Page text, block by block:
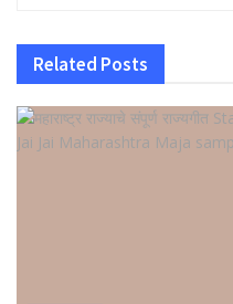
Related Posts